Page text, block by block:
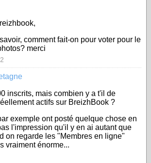
comment fait-on pour voter pour le
merci
inscrits, mais combien y a t'il de
actifs sur BreizhBook ?
exemple ont posté quelque chose en
l'impression qu'il y en ai autant que
on regarde les "Membres en ligne"
vraiment énorme...